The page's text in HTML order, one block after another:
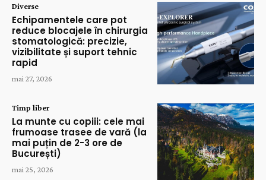
Diverse
Echipamentele care pot
reduce blocajele în chirurgia
stomatologică: precizie,
vizibilitate și suport tehnic
rapid
mai 27, 2026
Timp liber
La munte cu copiii: cele mai
frumoase trasee de vară (la
mai puțin de 2-3 ore de
București)
mai 25, 2026